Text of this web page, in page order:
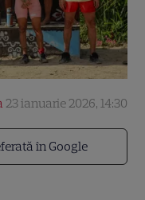
în Google
23 ianuarie 2026, 14:30